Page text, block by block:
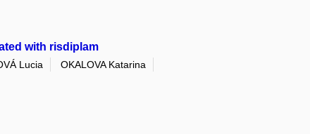
with risdiplam
Lucia
OKALOVA Katarina